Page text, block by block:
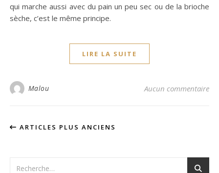
qui marche aussi avec du pain un peu sec ou de la brioche
sèche, c’est le même principe.
LIRE LA SUITE
Malou Aucun commentaire
ARTICLES PLUS ANCIENS